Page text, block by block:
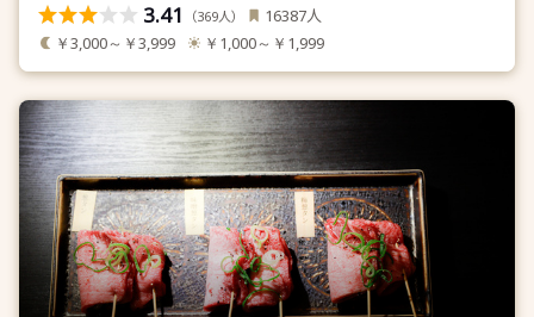
3.41 （369人） 16387人
￥3,000～￥3,999 ￥1,000～￥1,999